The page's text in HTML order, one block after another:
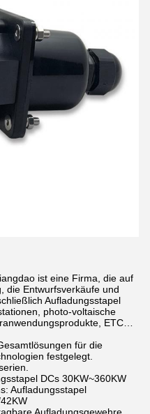
ist eine Firma, die auf
die Entwurfsverkäufe und
Aufladungsstapel
photo-voltaische
ETC…
für die
festgelegt.
DCs 30KW~360KW
Aufladungsstapel